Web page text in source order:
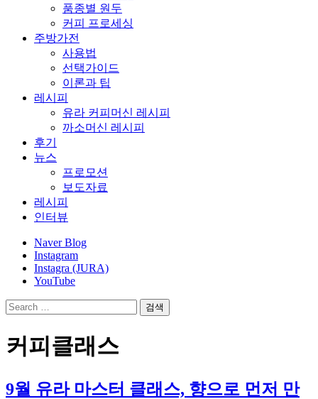
품종별 원두
커피 프로세싱
주방가전
사용법
선택가이드
이론과 팁
레시피
유라 커피머신 레시피
까소머신 레시피
후기
뉴스
프로모션
보도자료
레시피
인터뷰
Naver Blog
Instagram
Instagra (JURA)
YouTube
검
커피클래스
9월 유라 마스터 클래스, 향으로 먼저 만